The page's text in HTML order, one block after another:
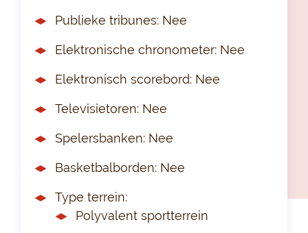
Publieke tribunes: Nee
Elektronische chronometer: Nee
Elektronisch scorebord: Nee
Televisietoren: Nee
Spelersbanken: Nee
Basketbalborden: Nee
Type terrein:
Polyvalent sportterrein